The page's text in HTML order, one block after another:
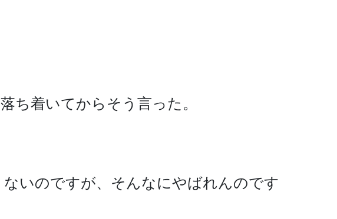
ち着いてからそう言った。
いのですが、そんなにやばれんのです